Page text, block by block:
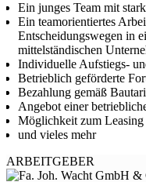
Ein junges Team mit
Ein teamorientiertes
Entscheidungswegen in
mittelständischen
Individuelle Aufstiegs-
Betrieblich geförderte
Bezahlung gemäß
Angebot einer
Möglichkeit zum Leasing
und vieles mehr
ARBEITGEBER